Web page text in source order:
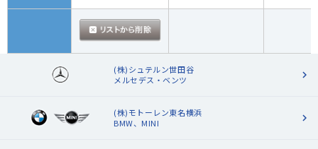
(株)シュテルン世田谷
メルセデス・ベンツ
(株)モトーレン東名横浜
BMW、MINI